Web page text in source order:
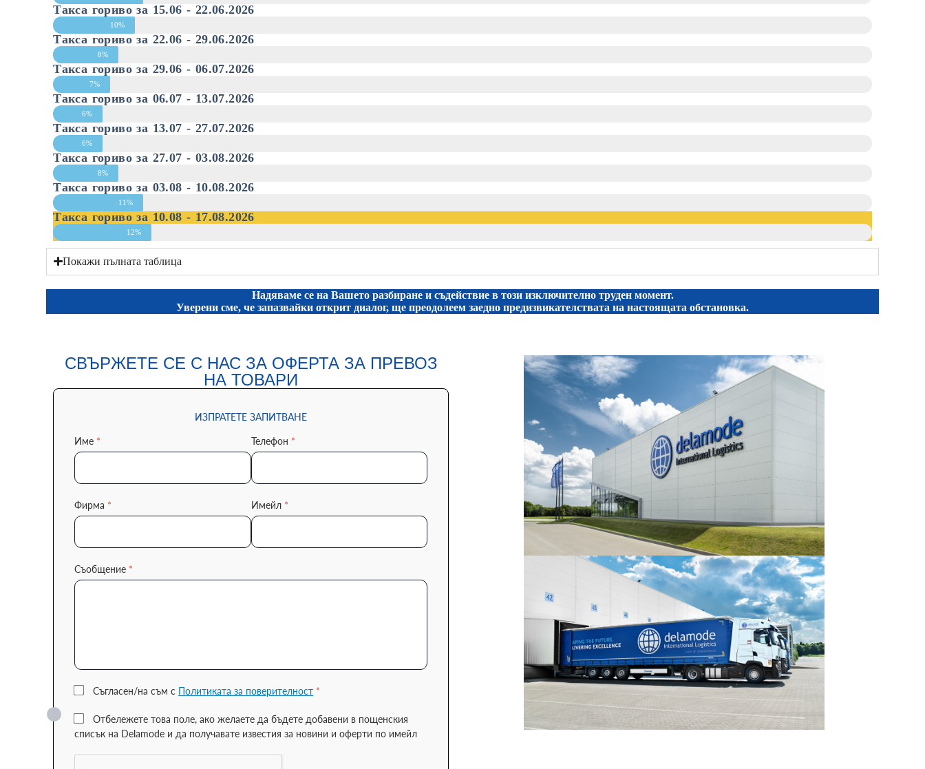
Такса гориво за 15.06 - 22.06.2026
10%
Такса гориво за 22.06 - 29.06.2026
8%
Такса гориво за 29.06 - 06.07.2026
7%
Такса гориво за 06.07 - 13.07.2026
6%
Такса гориво за 13.07 - 27.07.2026
6%
Такса гориво за 27.07 - 03.08.2026
8%
Такса гориво за 03.08 - 10.08.2026
11%
Такса гориво за 10.08 - 17.08.2026
12%
Покажи пълната таблица
Надяваме се на Вашето разбиране и съдействие в този изключително труден момент.
Уверени сме, че запазвайки открит диалог, ще преодолеем заедно предизвикателствата на настоящата обстановка.
СВЪРЖЕТЕ СЕ С НАС ЗА ОФЕРТА ЗА ПРЕВОЗ
НА ТОВАРИ
ИЗПРАТЕТЕ ЗАПИТВАНЕ
Име * Телефон *
Фирма * Имейл *
Съобщение *
Съгласен/на съм с Политиката за поверителност *
Отбележете това поле, ако желаете да бъдете добавени в пощенския
списък на Delamode и да получавате известия за новини и оферти по имейл